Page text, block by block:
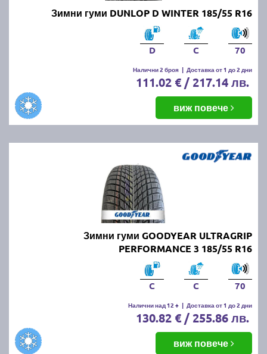
Зимни гуми DUNLOP D WINTER 185/55 R16
D C 70
Налични 2 броя | Доставка от 1 до 2 дни
111.02 € / 217.14 лв.
виж повече
Зимни гуми GOODYEAR ULTRAGRIP
PERFORMANCE 3 185/55 R16
C C 70
Налични над 12 + | Доставка от 1 до 2 дни
130.82 € / 255.86 лв.
виж повече